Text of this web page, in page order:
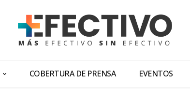
COBERTURA DE PRENSA EVENTOS